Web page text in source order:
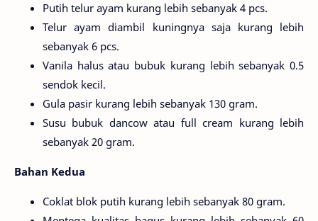
Putih telur ayam kurang lebih sebanyak 4 pcs.
Telur ayam diambil kuningnya saja kurang lebih
sebanyak 6 pcs.
Vanila halus atau bubuk kurang lebih sebanyak 0.5
sendok kecil.
Gula pasir kurang lebih sebanyak 130 gram.
Susu bubuk dancow atau full cream kurang lebih
sebanyak 20 gram.
Bahan Kedua
Coklat blok putih kurang lebih sebanyak 80 gram.